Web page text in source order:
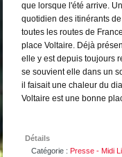
que lorsque l'été arrive.
quotidien des itinérants
toutes les routes de
place Voltaire. Déjà
elle y est depuis toujours
se souvient elle dans un
il faisait une chaleur du
Voltaire est une bonne
Détails
Catégorie : Presse - Midi